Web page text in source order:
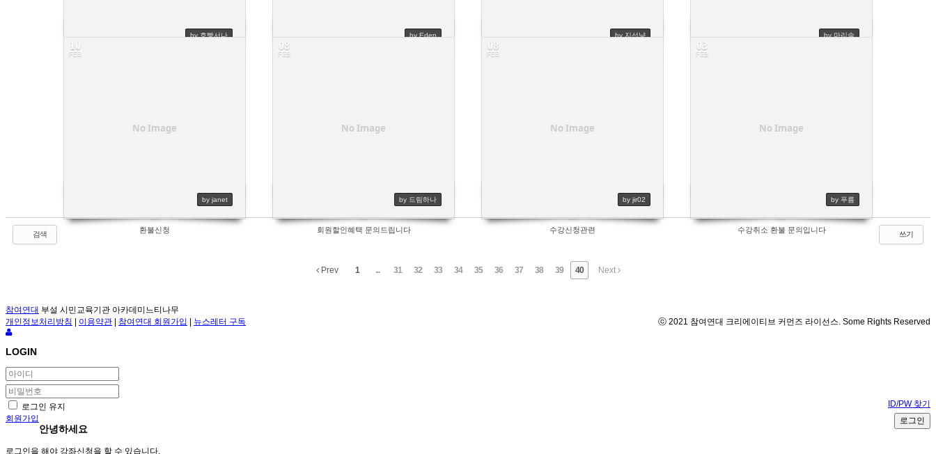
by 호빵서나 by Eden by 지선냥 by 마리솔
No Image
10
FEB
by janet
환불신청
No Image
08
FEB
by 드림하나
회원할인혜택 문의드립니다
No Image
08
FEB
by jir02
수강신청관련
No Image
03
FEB
by 푸름
수강취소 환불 문의입니다
검색 쓰기
Prev 1 ... 31 32 33 34 35 36 37 38 39 40 Next
참여연대 부설 시민교육기관 아카데미느티나무
개인정보처리방침 | 이용약관 | 참여연대 회원가입 | 뉴스레터 구독 ⓒ 2021 참여연대 크리에이티브 커먼즈 라이선스. Some Rights Reserved
LOGIN
로그인 유지
ID/PW 찾기
회원가입
로그인
안녕하세요
로그인을 해야 강좌신청을 할 수 있습니다.